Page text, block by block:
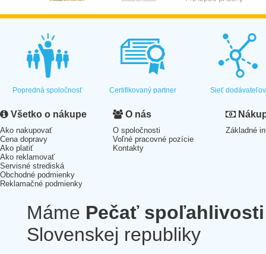
Popredná spoločnosť Certifikovaný partner Sieť dodávateľov
Všetko o nákupe
Ako nakupovať
Cena dopravy
Ako platiť
Ako reklamovať
Servisné strediská
Obchodné podmienky
Reklamačné podmienky
O nás
O spoločnosti
Voľné pracovné pozície
Kontakty
Základné
Máme Pečať spoľahlivosti
Slovenskej republiky